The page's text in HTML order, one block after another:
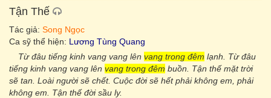
Tận Thế
Tác giả: Song Ngọc
Ca sỹ thể hiện: Lương Tùng Quang
Từ đâu tiếng kinh vang vang lên vang trong đêm lạnh. Từ đâu
tiếng kinh vang vang lên vang trong đêm buồn. Tận thế mặt trời
sẽ tan. Loài người sẽ chết. Cuộc đời sẽ hết phải không em, phải
không em. Tận thế đời sầu ly.